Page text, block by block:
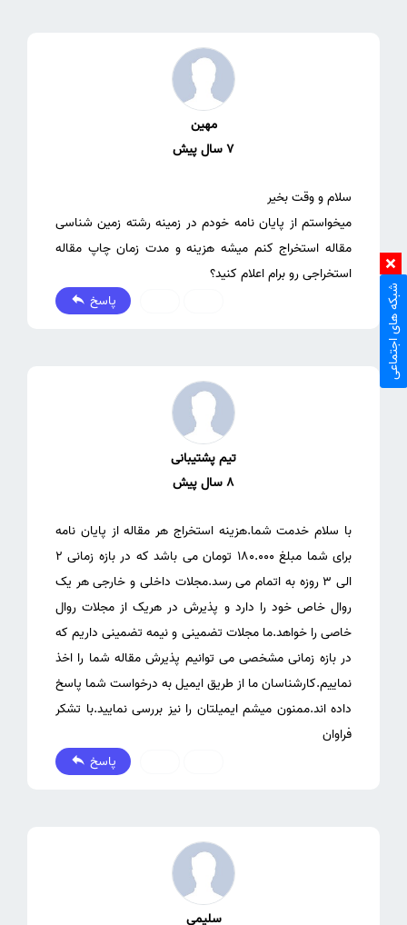
مهین
7 سال پیش
میخواستم از پایان نامه خودم در زمینه رشته زمین شناسی
مقاله استخراج کنم میشه هزینه و مدت زمان چاپ مقاله
استخراجی رو برام اعلام کنید؟
پاسخ
تیم پشتیبانی
8 سال پیش
با سلام خدمت شما.هزینه استخراج هر مقاله از پایان نامه
برای شما مبلغ 180.000 تومان می باشد که در بازه زمانی 2
الی 3 روزه به اتمام می رسد.مجلات داخلی و خارجی هر یک
روال خاص خود را دارد و پذیرش در هریک از مجلات روال
خاصی را خواهد.ما مجلات تضمینی و نیمه تضمینی داریم که
در بازه زمانی مشخصی می توانیم پذیرش مقاله شما را اخذ
نماییم.کارشناسان ما از طریق ایمیل به درخواست شما پاسخ
داده اند.ممنون میشم ایمیلتان را نیز بررسی نمایید.با تشکر
فراوان
پاسخ
سلیمی
شبکه های اجتماعی